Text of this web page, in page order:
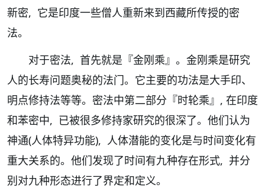
新密, 它是印度一些僧人重新来到西藏所传授的密
法。
对于密法, 首先就是『金刚乘』。金刚乘是研究
人的长寿问题奥秘的法门。它主要的功法是大手印、
明点修持法等等。密法中第二部分『时轮乘』, 在印度
和苯密中, 已被很多修持家研究的很深了。他们认为
神通(人体特异功能), 人体潜能的变化是与时间变化有
重大关系的。他们发现了时间有九种存在形式, 并分
别对九种形态进行了界定和定义。